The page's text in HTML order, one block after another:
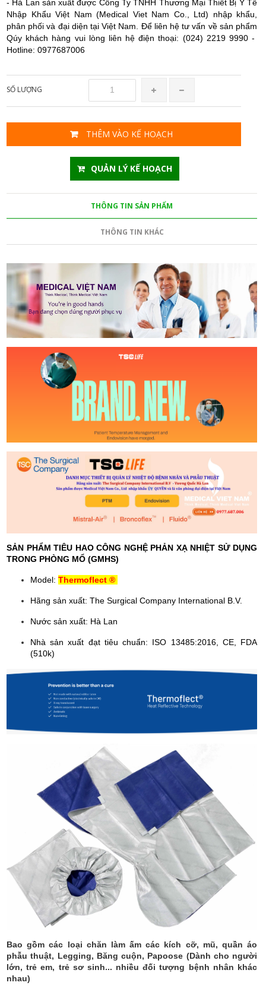
- Hà Lan sản xuất được Công Ty TNHH Thương Mại Thiết Bị Y Tế
Nhập Khẩu Việt Nam (Medical Viet Nam Co., Ltd) nhập khẩu,
phân phối và đại diện tại Việt Nam. Để liên hệ tư vấn về sản phẩm
Qúy khách hàng vui lòng liên hệ điện thoại: (024) 2219 9990 -
Hotline: 0977687006
SỐ LƯỢNG
THÊM VÀO KẾ HOẠCH
QUẢN LÝ KẾ HOẠCH
THÔNG TIN SẢN PHẨM
THÔNG TIN KHÁC
SẢN PHẨM TIÊU HAO CÔNG NGHỆ PHẢN XẠ NHIỆT SỬ DỤNG
TRONG PHÒNG MỔ (GMHS)
Model: Thermoflect ®
Hãng sản xuất: The Surgical Company International B.V.
Nước sản xuất: Hà Lan
Nhà sản xuất đạt tiêu chuẩn: ISO 13485:2016, CE, FDA
(510k)
Bao gồm các loại chăn làm ấm các kích cỡ, mũ, quần áo
phẫu thuật, Legging, Băng cuộn, Papoose (Dành cho người
lớn, trẻ em, trẻ sơ sinh... nhiều đối tượng bệnh nhân khác
nhau)